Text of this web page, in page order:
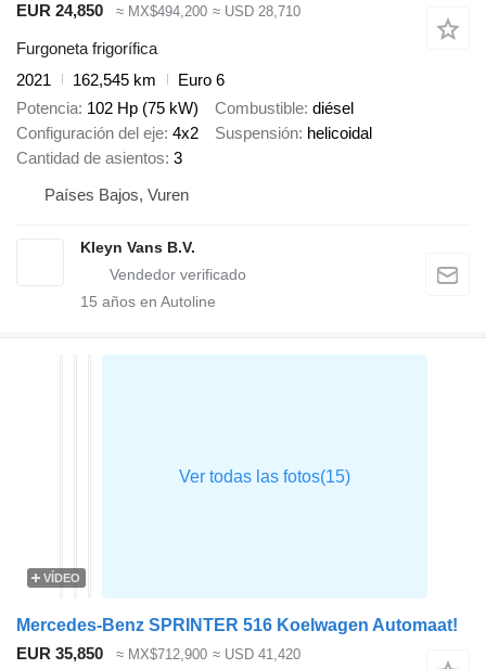
EUR 24,850
≈ MX$494,200 ≈ USD 28,710
Furgoneta frigorífica
2021
162,545 km
Euro 6
Potencia 102 Hp (75 kW) Combustible diésel
Configuración del eje 4x2 Suspensión helicoidal
Cantidad de asientos 3
Países Bajos, Vuren
Kleyn Vans B.V.
15 años en Autoline
VÍDEO
Mercedes-Benz SPRINTER 516 Koelwagen Automaat!
EUR 35,850
≈ MX$712,900 ≈ USD 41,420